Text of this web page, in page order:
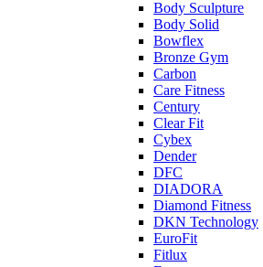
Body Sculpture
Body Solid
Bowflex
Bronze Gym
Carbon
Care Fitness
Century
Clear Fit
Cybex
Dender
DFC
DIADORA
Diamond Fitness
DKN Technology
EuroFit
Fitlux